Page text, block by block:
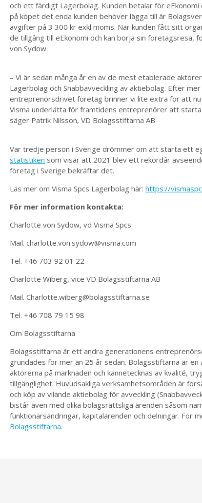
och ett färdigt Lagerbolag. Kunden betalar för
på köpet det enda kunden behöver lägga till är
avgifter på 3 300 kr exkl moms. När kunden fått sitt
de tillgång till eEkonomi och kan börja sin företagsresa,
von Sydow.
– Vi är sedan många år en av de mest etablerade
Lagerbolag och Snabbavveckling av aktiebolag. Efter
entreprenörsdrivet företag brinner vi lite extra för att
Visma underlätta för framtidens entreprenörer att
säger Patrik Nilsson, VD Bolagsstiftarna AB
Var tredje person i Sverige drömmer om att starta ett
statistiken som visar att 2021 blev ett rekordår
företag i Sverige bekräftar det.
Läs mer om Visma Spcs Lagerbolag här: https://
För mer information kontakta:
Charlotte von Sydow, vd Visma Spcs
Mail. charlotte.von.sydow@visma.com
Tel. +46 703 92 01 22
Charlotte Wiberg, vice VD Bolagsstiftarna AB
Mail. Charlotte.wiberg@bolagsstiftarna.se
Tel. +46 708 79 15 98
Om Bolagsstiftarna
Bolagsstiftarna är ett andra generationens
grundades för mer än 25 år sedan. Bolagsstiftarna är en
aktörerna på marknaden och kännetecknas av kvalité,
tillgänglighet. Huvudsakliga verksamhetsområden är
och köp av vilande aktiebolag för avveckling
bistår även med olika bolagsrättsliga ärenden såsom
funktionärsändringar, kapitalärenden och delningar. För
Bolagsstiftarna.